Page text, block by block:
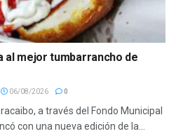
al mejor tumbarrancho de
06/08/2026 0
a través del Fondo Municipal
con una nueva edición de la...